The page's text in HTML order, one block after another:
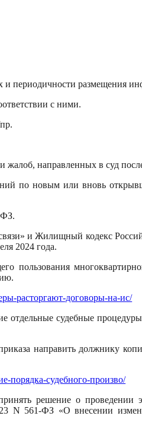
и периодичности
с ними.
направленных в суд
по новым или вновь
ФЗ.
и Жилищный кодекс
2024 года.
пользования
расторгают-договоры-на-ис/
отдельные судебные
направить должнику
порядка-судебного-произво/
решение о проведении
N 561-ФЗ «О внесении